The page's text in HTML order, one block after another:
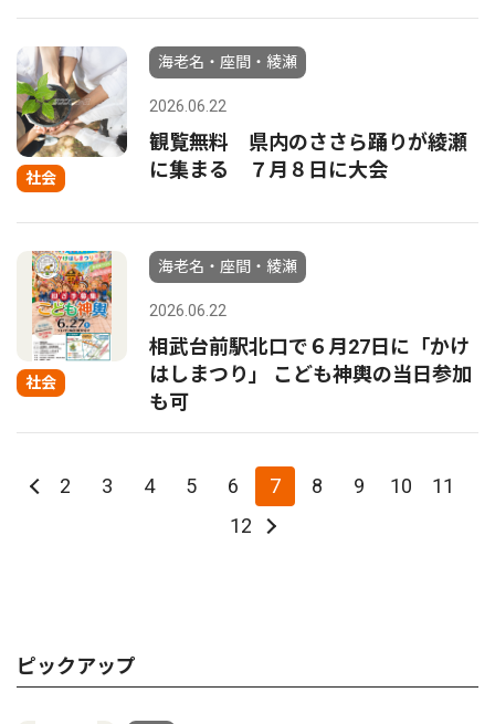
社会
海老名・座間・綾瀬
2026.06.22
観覧無料 県内のささら踊りが綾瀬
に集まる ７月８日に大会
社会
海老名・座間・綾瀬
2026.06.22
相武台前駅北口で６月27日に「かけ
はしまつり」 こども神輿の当日参加
も可
2 3 4 5 6 7 8 9 10
11
12
ピックアップ